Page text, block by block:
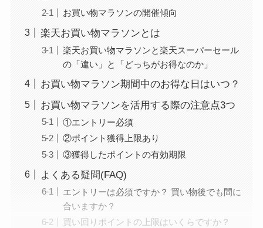
お買い物マラソンの開催傾向
楽天お買い物マラソンとは
楽天お買い物マラソンと楽天スーパーセール
の「違い」と「どっちがお得なのか」
お買い物マラソン期間中のお得な日はいつ？
お買い物マラソンを活用する際の注意点3つ
①エントリー必須
②ポイント獲得上限あり
③獲得したポイントの有効期限
よくある疑問(FAQ)
エントリーは必須ですか？ 買い物後でも間に
合いますか？
買い回りポイントの上限はいくらですか？